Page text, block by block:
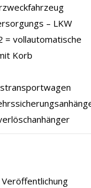
– LKW
= vollautomatische
Korb